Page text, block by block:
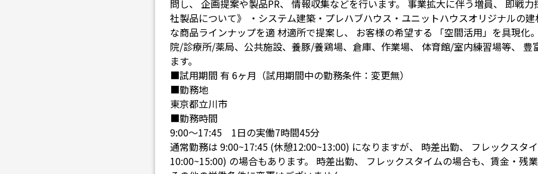
問し、 企画提案や製品PR、 情報収集などを行います。 事業拡大に伴う増員、 即戦
社製品について》 ・システム建築・プレハブハウス・ユニットハウスオリジナルの
な商品ラインナップを適 材適所で提案し、 お客様の希望する 「空間活用」を具現化
院/診療所/薬局、公共施設、養豚/養鶏場、倉庫、作業場、 体育館/室内練習場等、 豊
ます。
■試用期間 有 6ヶ月（試用期間中の勤務条件：変更無）
■勤務地
東京都立川市
■勤務時間
9:00～17:45 1日の実働7時間45分
通常勤務は 9:00~17:45 (休憩12:00~13:00) になりますが、 時差出勤、 フレックスタ
10:00~15:00) の場合もあります。 時差出勤、 フレックスタイムの場合も、賃金・残業